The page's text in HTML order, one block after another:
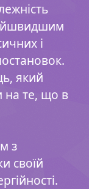
і
який
на те, що в
з
своїй